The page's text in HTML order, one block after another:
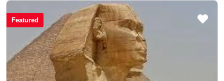
Featured